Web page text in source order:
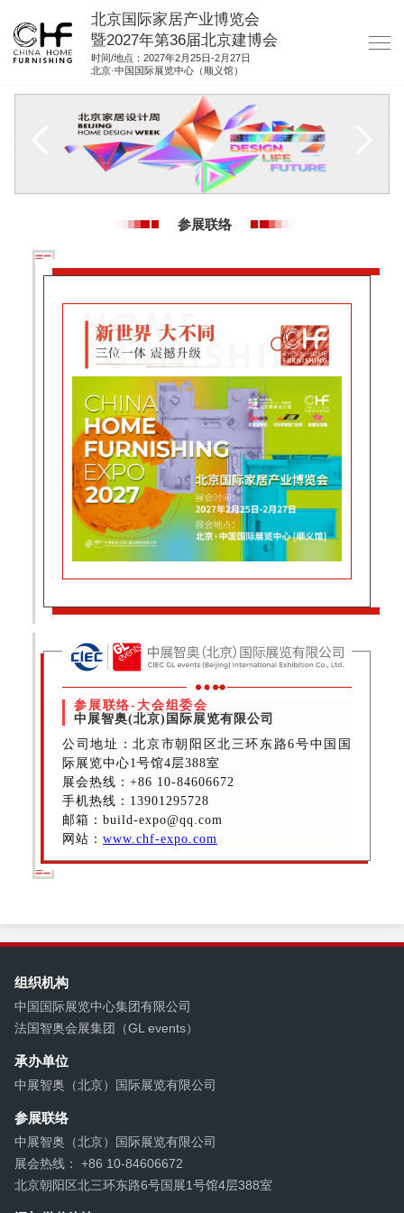
北京国际家居产业博览会
暨2027年第36届北京建博会
时间/地点：2027年2月25日-2月27日
北京·中国国际展览中心（顺义馆）
资料下载
集团展会
参展联络
参展联络-大会组委会
中展智奥(北京)国际展览有限公司
公司地址：北京市朝阳区北三环东路6号中国国
际展览中心1号馆4层388室
展会热线 ：+86 10-84606672
手机热线：13901295728
邮箱：build-expo@qq.com
网站： www.chf-expo.com
组织机构
中国国际展览中心集团有限公司
法国智奥会展集团（GL events）
承办单位
中展智奥（北京）国际展览有限公司
参展联络
中展智奥（北京）国际展览有限公司
展会热线： +86 10-84606672
北京朝阳区北三环东路6号国展1号馆4层388室